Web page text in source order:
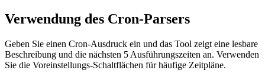
Verwendung des Cron-Parsers
Geben Sie einen Cron-Ausdruck ein und das Tool zeigt eine lesbare
Beschreibung und die nächsten 5 Ausführungszeiten an. Verwenden
Sie die Voreinstellungs-Schaltflächen für häufige Zeitpläne.